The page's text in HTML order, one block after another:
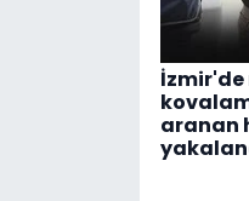
İzmir'de
aranan